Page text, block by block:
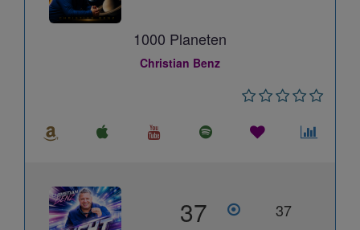
1000 Planeten
Christian Benz
37 37